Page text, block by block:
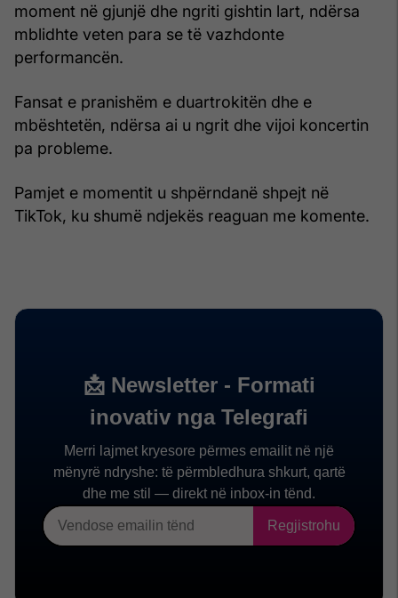
moment në gjunjë dhe ngriti gishtin lart, ndërsa
mblidhte veten para se të vazhdonte
performancën.
Fansat e pranishëm e duartrokitën dhe e
mbështetën, ndërsa ai u ngrit dhe vijoi koncertin
pa probleme.
Pamjet e momentit u shpërndanë shpejt në
TikTok, ku shumë ndjekës reaguan me komente.